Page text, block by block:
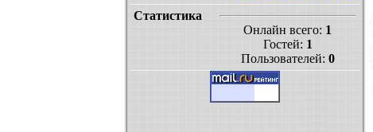
Статистика
Онлайн всего: 1
Гостей: 1
Пользователей: 0